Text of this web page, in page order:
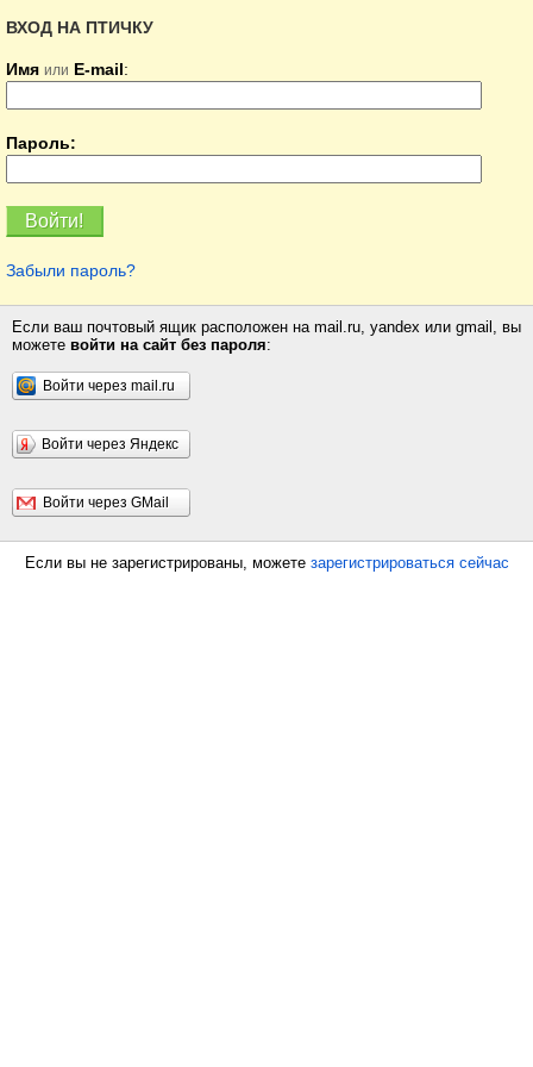
ВХОД НА ПТИЧКУ
Имя или E-mail:
Пароль:
Забыли пароль?
Если ваш почтовый ящик расположен на mail.ru, yandex или gmail, вы
можете войти на сайт без пароля:
Войти через mail.ru
Войти через Яндекс
Войти через GMail
Если вы не зарегистрированы, можете зарегистрироваться сейчас